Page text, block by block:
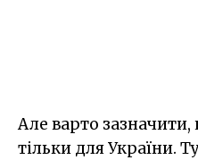
Але варто
тільки для України.